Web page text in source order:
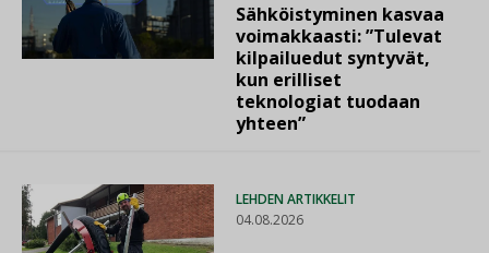
Sähköistyminen kasvaa
voimakkaasti: ”Tulevat
kilpailuedut syntyvät,
kun erilliset
teknologiat tuodaan
yhteen”
LEHDEN ARTIKKELIT
04.08.2026